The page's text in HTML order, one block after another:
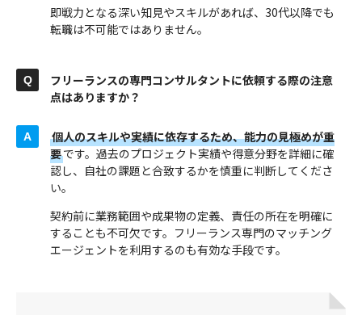
即戦力となる深い知見やスキルがあれば、30代以降でも
転職は不可能ではありません。
フリーランスの専門コンサルタントに依頼する際の注意
点はありますか？
個人のスキルや実績に依存するため、能力の見極めが重
要です。過去のプロジェクト実績や得意分野を詳細に確
認し、自社の課題と合致するかを慎重に判断してくださ
い。
契約前に業務範囲や成果物の定義、責任の所在を明確に
することも不可欠です。フリーランス専門のマッチング
エージェントを利用するのも有効な手段です。